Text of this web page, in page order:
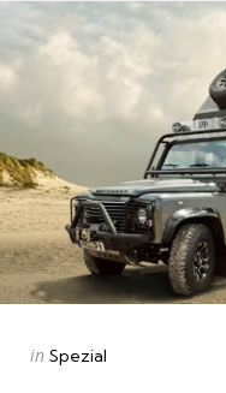
Categories
Posted
in Spezial